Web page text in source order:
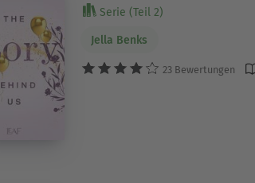
Serie (Teil 2)
Jella Benks
23 Bewertungen